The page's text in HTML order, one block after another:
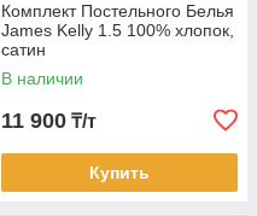
Комплект Постельного Белья
James Kelly 1.5 100% хлопок,
сатин
В наличии
11 900 ₸/т
Купить